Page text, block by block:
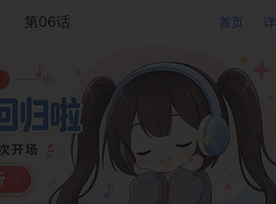
第06话 首页